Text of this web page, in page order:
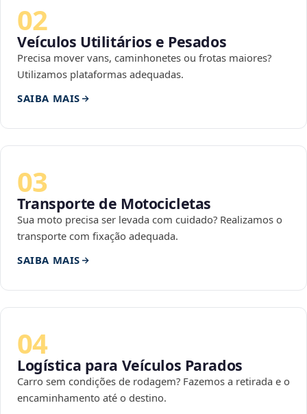
02
Veículos Utilitários e Pesados
Precisa mover vans, caminhonetes ou frotas maiores?
Utilizamos plataformas adequadas.
SAIBA MAIS
03
Transporte de Motocicletas
Sua moto precisa ser levada com cuidado? Realizamos o
transporte com fixação adequada.
SAIBA MAIS
04
Logística para Veículos Parados
Carro sem condições de rodagem? Fazemos a retirada e o
encaminhamento até o destino.